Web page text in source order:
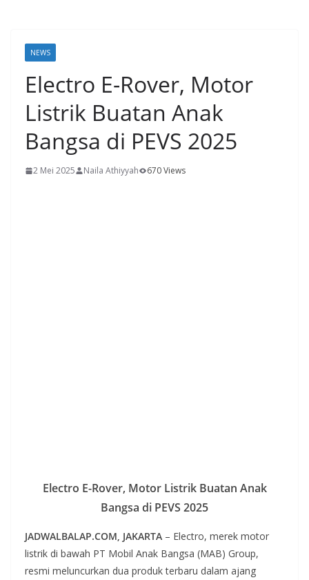
NEWS
Electro E-Rover, Motor
Listrik Buatan Anak
Bangsa di PEVS 2025
2 Mei 2025 Naila Athiyyah 670 Views
Electro E-Rover, Motor Listrik Buatan Anak
Bangsa di PEVS 2025
JADWALBALAP.COM, JAKARTA – Electro, merek motor
listrik di bawah PT Mobil Anak Bangsa (MAB) Group,
resmi meluncurkan dua produk terbaru dalam ajang